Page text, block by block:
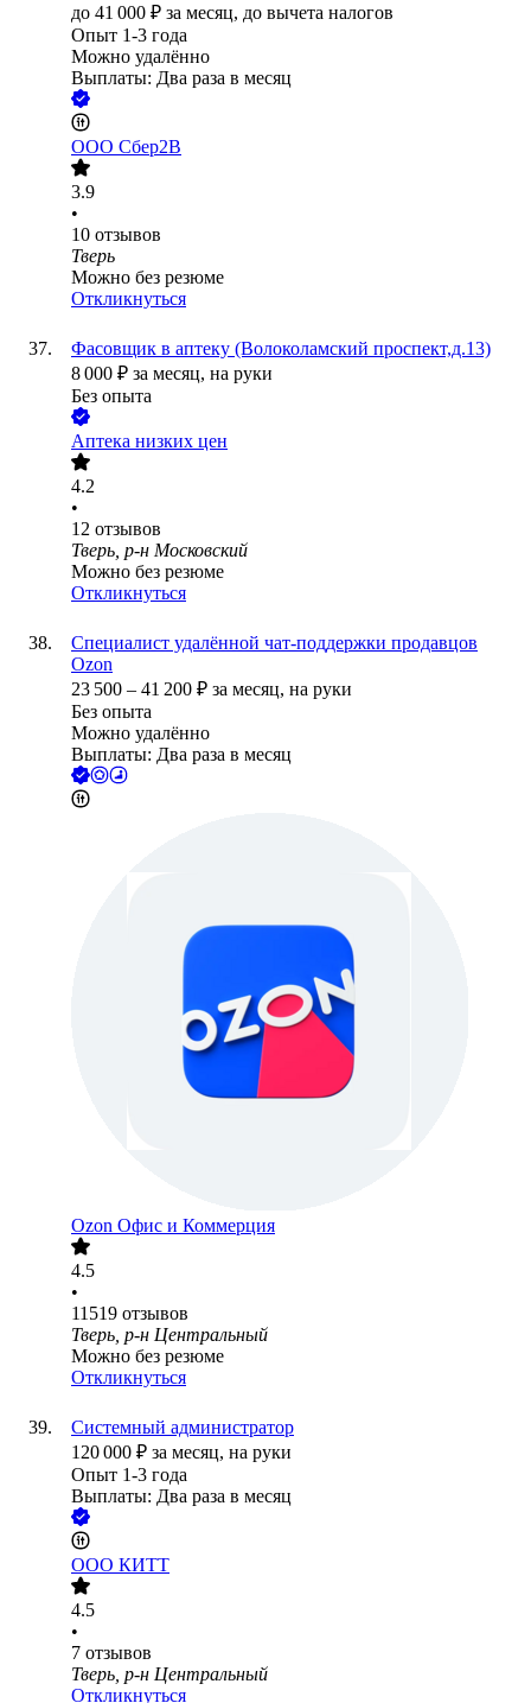
до 41 000 ₽ за месяц, до вычета налогов
Опыт 1-3 года
Можно удалённо
Выплаты: Два раза в месяц
ООО Сбер2B
3.9
•
10 отзывов
Тверь
Можно без резюме
Откликнуться
Фасовщик в аптеку (Волоколамский проспект,д.13)
8 000 ₽ за месяц, на руки
Без опыта
Аптека низких цен
4.2
•
12 отзывов
Тверь, р-н Московский
Можно без резюме
Откликнуться
Специалист удалённой чат-поддержки продавцов
Ozon
23 500 – 41 200 ₽ за месяц, на руки
Без опыта
Можно удалённо
Выплаты: Два раза в месяц
Ozon Офис и Коммерция
4.5
•
11519 отзывов
Тверь, р-н Центральный
Можно без резюме
Откликнуться
Системный администратор
120 000 ₽ за месяц, на руки
Опыт 1-3 года
Выплаты: Два раза в месяц
ООО КИТТ
4.5
•
7 отзывов
Тверь, р-н Центральный
Откликнуться